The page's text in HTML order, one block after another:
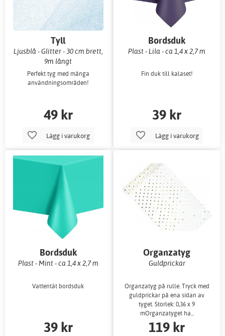
Tyll
Ljusblå - Glitter - 30 cm brett,
9m långt
Perfekt tyg med många
användningsområden!
49 kr
Lägg i varukorg
Bordsduk
Plast - Lila - ca 1,4 x 2,7 m
Fin duk till kalaset!
39 kr
Lägg i varukorg
Bordsduk
Plast - Mint - ca 1,4 x 2,7 m
Vattentät bordsduk
39 kr
Organzatyg
Guldprickar
Organzatyg på rulle. Tryck med
guldprickar på ena sidan av
tyget. Storlek: 0,36 x 9
mOrganzatyget ha...
119 kr